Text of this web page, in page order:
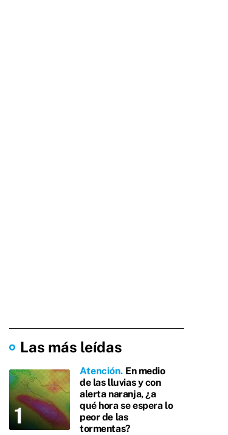
Las más leídas
Atención En medio
de las lluvias y con
alerta naranja, ¿a
qué hora se espera lo
peor de las
tormentas?